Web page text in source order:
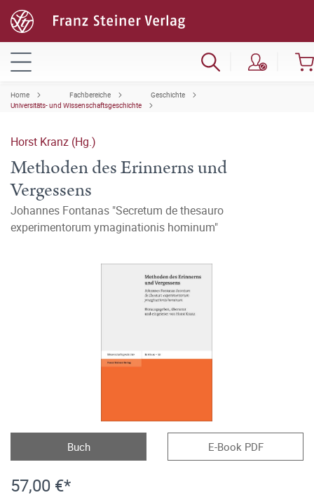
Home Fachbereiche
Geschichte
Universitäts- und Wissenschaftsgeschichte
Horst Kranz (Hg.)
Methoden des Erinnerns und
Vergessens
Johannes Fontanas "Secretum de thesauro
experimentorum ymaginationis hominum"
Buch E-Book PDF
57,00 €*